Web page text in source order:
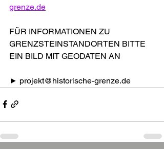
grenze.de
FÜR INFORMATIONEN ZU
GRENZSTEINSTANDORTEN BITTE
EIN BILD MIT GEODATEN AN
► projekt@historische-grenze.de